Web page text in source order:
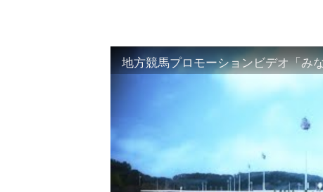
地方競馬プロモーションビデオ「み